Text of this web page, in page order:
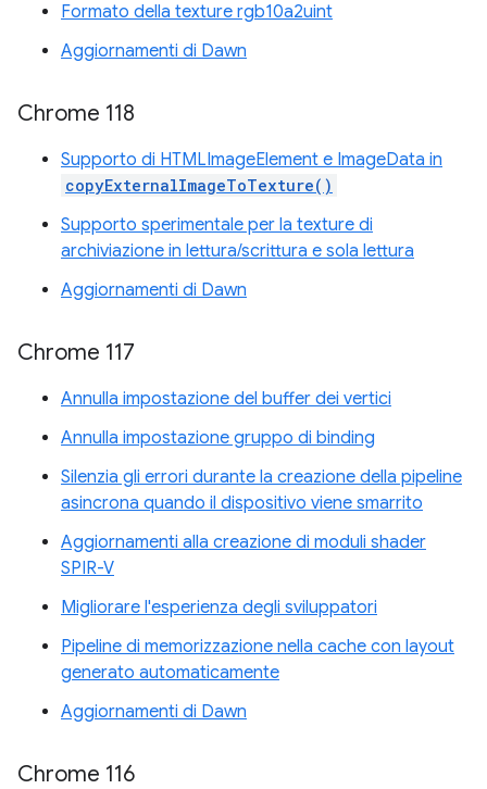
Formato della texture rgb10a2uint
Aggiornamenti di Dawn
Chrome 118
Supporto di HTMLImageElement e ImageData in
copyExternalImageToTexture()
Supporto sperimentale per la texture di
archiviazione in lettura/scrittura e sola lettura
Aggiornamenti di Dawn
Chrome 117
Annulla impostazione del buffer dei vertici
Annulla impostazione gruppo di binding
Silenzia gli errori durante la creazione della pipeline
asincrona quando il dispositivo viene smarrito
Aggiornamenti alla creazione di moduli shader
SPIR-V
Migliorare l'esperienza degli sviluppatori
Pipeline di memorizzazione nella cache con layout
generato automaticamente
Aggiornamenti di Dawn
Chrome 116